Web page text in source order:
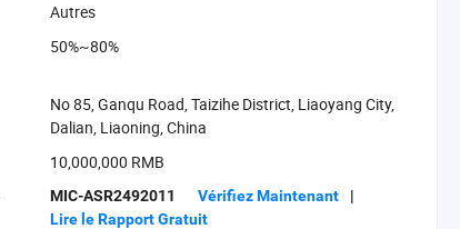
Autres
50%~80%
No 85, Ganqu Road, Taizihe District, Liaoyang City,
Dalian, Liaoning, China
10,000,000 RMB
MIC-ASR2492011 Vérifiez Maintenant
|
Lire le Rapport Gratuit